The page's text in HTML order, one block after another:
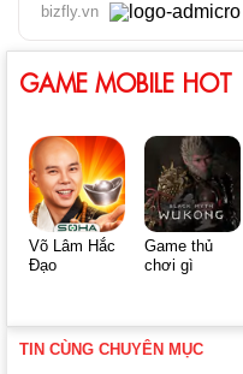
bizfly.vn
GAME MOBILE HOT
Võ Lâm Hắc
Đạo
Game thủ
chơi gì
TIN CÙNG CHUYÊN MỤC